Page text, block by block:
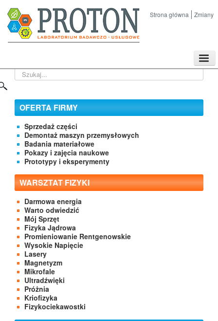
Strona główna Zmiany
Kontakt
Szukaj...
OFERTA FIRMY
Sprzedaż części
Demontaż maszyn przemysłowych
Badania materiałowe
Pokazy i zajęcia naukowe
Prototypy i eksperymenty
WARSZTAT FIZYKI
Darmowa energia
Warto odwiedzić
Mój Sprzęt
Fizyka Jądrowa
Promieniowanie Rentgenowskie
Wysokie Napięcie
Lasery
Magnetyzm
Mikrofale
Ultradźwięki
Próżnia
Kriofizyka
Fizykociekawostki